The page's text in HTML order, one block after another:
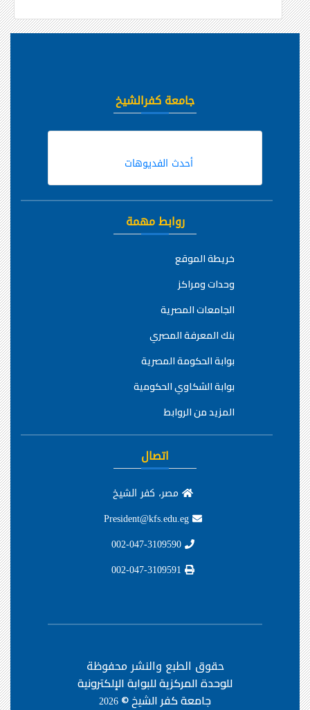
جامعة كفرالشيخ
أحدث الفديوهات
روابط مهمة
خريطة الموقع
وحدات ومراكز
الجامعات المصرية
بنك المعرفة المصري
بوابة الحكومة المصرية
بوابة الشكاوي الحكومية
المزيد من الروابط
اتصال
مصر، كفر الشيخ
حقوق الطبع والنشر محفوظة
للوحدة المركزية للبوابة الإلكترونية
جامعة كفر الشيخ ©2026